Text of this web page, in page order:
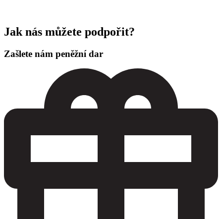
Jak nás můžete podpořit?
Zašlete nám peněžní dar